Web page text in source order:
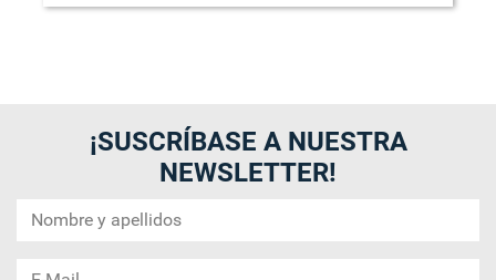
¡SUSCRÍBASE A NUESTRA
NEWSLETTER!